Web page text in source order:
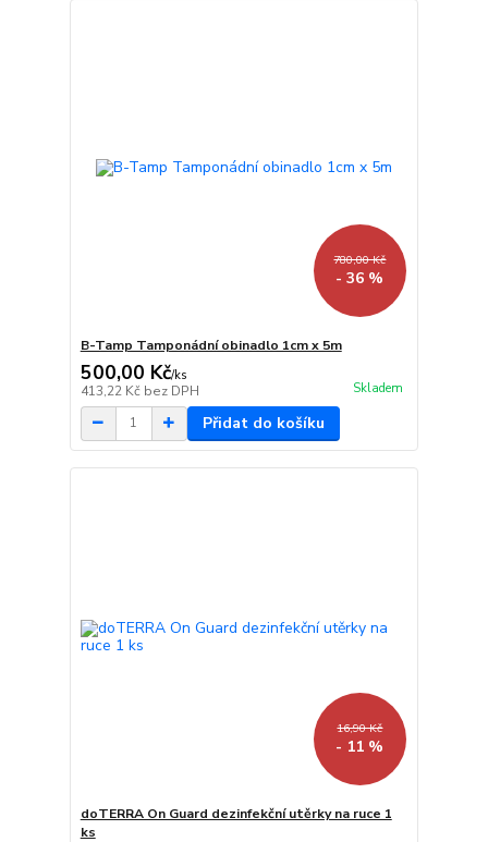
780,00 Kč
- 36 %
B-Tamp Tamponádní obinadlo 1cm x 5m
500,00 Kč/ks
413,22 Kč bez DPH Skladem
Přidat do košíku
16,90 Kč
- 11 %
doTERRA On Guard dezinfekční utěrky na ruce 1
ks